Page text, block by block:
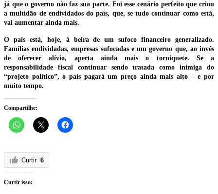
já que o governo não faz sua parte. Foi esse cenário perfeito que criou
a multidão de endividados do país, que, se tudo continuar como está,
vai aumentar ainda mais.
O país está, hoje, à beira de um sufoco financeiro generalizado.
Famílias endividadas, empresas sufocadas e um governo que, ao invés
de oferecer alívio, aperta ainda mais o torniquete. Se a
responsabilidade fiscal continuar sendo tratada como inimiga do
“projeto político”, o país pagará um preço ainda mais alto – e por
muito tempo.
Compartilhe:
Curtir 6
Curtir isso: